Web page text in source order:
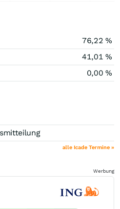
76,22 %
41,01 %
0,00 %
alle Icade Termine »
Werbung